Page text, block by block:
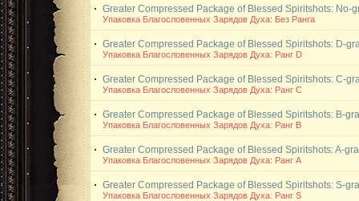
Greater Compressed Package of Blessed Spiritshots: No-
Упаковка Благословенных Зарядов Духа: Без Ранга
Greater Compressed Package of Blessed Spiritshots: D-
Упаковка Благословенных Зарядов Духа: Ранг D
Greater Compressed Package of Blessed Spiritshots: C-
Упаковка Благословенных Зарядов Духа: Ранг C
Greater Compressed Package of Blessed Spiritshots: B-
Упаковка Благословенных Зарядов Духа: Ранг B
Greater Compressed Package of Blessed Spiritshots: A-
Упаковка Благословенных Зарядов Духа: Ранг A
Greater Compressed Package of Blessed Spiritshots: S-
Упаковка Благословенных Зарядов Духа: Ранг S